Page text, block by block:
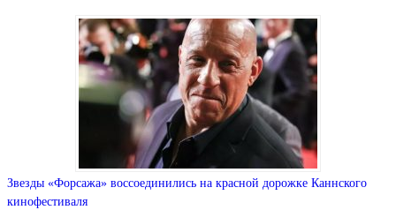
Звезды «Форсажа» воссоединились на красной дорожке Каннского
кинофестиваля